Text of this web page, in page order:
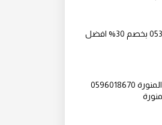
سباك ابها 0537555277 بخصم 30% افضل
أرخص نجار بالمدينة المنورة 0596018670